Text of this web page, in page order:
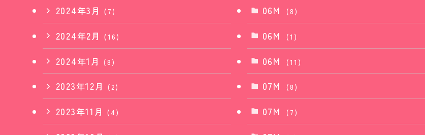
2024年3月 (7)
2024年2月 (16)
2024年1月 (8)
2023年12月 (2)
2023年11月 (4)
06M (8)
06M (1)
06M (11)
07M (8)
07M (7)